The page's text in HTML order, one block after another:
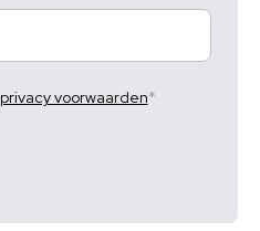
privacy voorwaarden